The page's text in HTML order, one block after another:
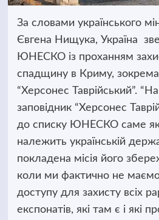
За словами українського
Євгена Нищука, Україна
ЮНЕСКО із проханням
спадщину в Криму,
“Херсонес Таврійський”.
заповідник “Херсонес
до списку ЮНЕСКО саме як
належить українській
покладена місія його
коли ми фактично не маємо
доступу для захисту всіх
експонатів, які там є і які